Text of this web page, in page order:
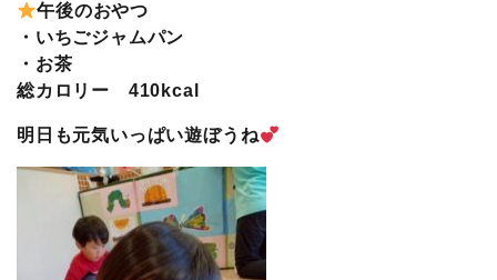
午後のおやつ
・いちごジャムパン
・お茶
総カロリー 410kcal
明日も元気いっぱい遊ぼうね